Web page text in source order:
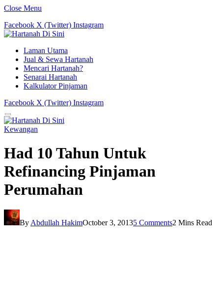
Close Menu
Facebook X (Twitter) Instagram
Laman Utama
Jual & Sewa Hartanah
Mencari Hartanah?
Senarai Hartanah
Kalkulator Pinjaman
Facebook X (Twitter) Instagram
Kewangan
Had 10 Tahun Untuk
Refinancing Pinjaman
Perumahan
By Abdullah HakimOctober 3, 20135 Comments2 Mins Read